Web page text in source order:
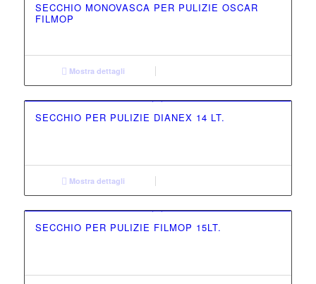
SECCHIO MONOVASCA PER PULIZIE OSCAR
FILMOP
Mostra dettagli
SECCHIO PER PULIZIE DIANEX 14 LT.
Mostra dettagli
SECCHIO PER PULIZIE FILMOP 15LT.